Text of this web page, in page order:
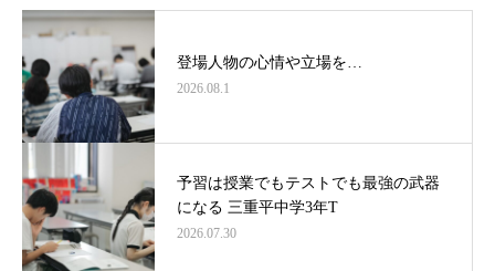
登場人物の心情や立場を…
2026.08.1
予習は授業でもテストでも最強の武器
になる 三重平中学3年T
2026.07.30